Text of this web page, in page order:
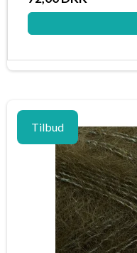
Tilbud